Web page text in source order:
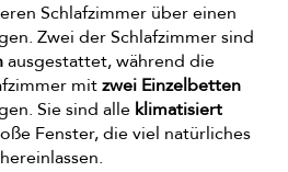
Schlafzimmer über einen
Zwei der Schlafzimmer sind
ausgestattet, während die
mitzwei Einzelbetten
Sie sind alle klimatisiert
Fenster, die viel natürliches